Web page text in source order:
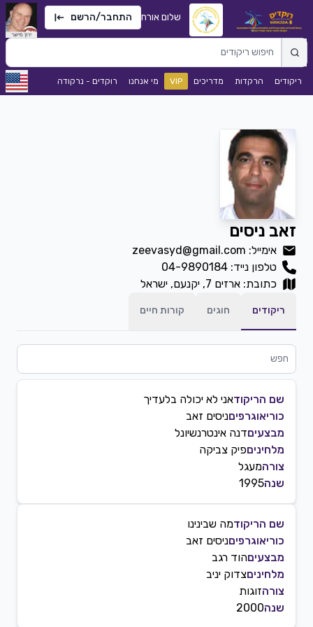
שלום אורח התחבר/הרשם
ריקודים הרקדות מדריכים VIP מי אנחנו רוקדים - נרקודה
זאב ניסים
אימייל: zeevasyd@gmail.com
טלפון נייד: 04-9890184
כתובת: ארזים 7, יקנעם, ישראל
ריקודים חוגים קורות חיים
שם הריקודאני לא יכולה בלעדיך
כוריאוגרפיםניסים זאב
מבצעיםדנה אינטרנשיונל
מלחיניםפיק צביקה
צורהמעגל
שנה1995
שם הריקודמה שבינינו
כוריאוגרפיםניסים זאב
מבצעיםהוד רגב
מלחיניםצדוק יניב
צורהזוגות
שנה2000